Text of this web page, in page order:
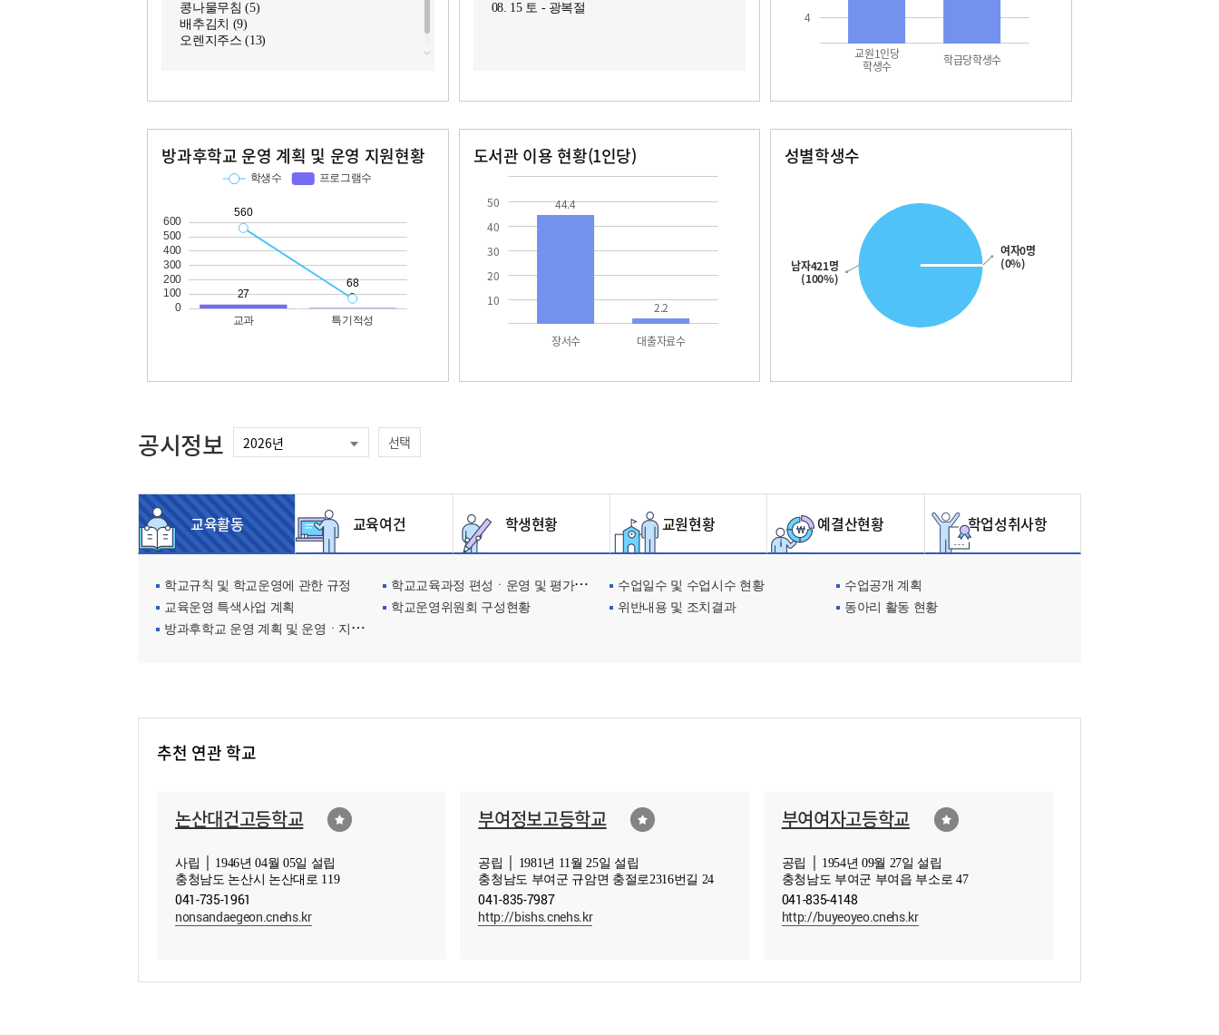
콩나물무침 (5)
배추김치 (9)
오렌지주스 (13)
08. 15 토 - 광복절
4
교원1인당
학생수 학급당학생수
방과후학교 운영 계획 및 운영 지원현황 도서관 이용 현황(1인당)
10
20
30
40
50
장서수 대출자료수
44.4
2.2
성별학생수
남자421명
(100%)
여자0명
(0%)
공시정보 선택
교육활동 교육여건 학생현황 교원현황 예결산현황 학업성취사항
학교규칙 및 학교운영에 관한 규정 학교교육과정 편성ㆍ운영 및 평가에 관한 사항 수업일수 및 수업시수 현황
수업공개 계획
교육운영 특색사업 계획
학교운영위원회 구성현황 위반내용 및 조치결과
동아리 활동 현황
방과후학교 운영 계획 및 운영ㆍ지원현황
추천 연관 학교
논산대건고등학교
사립 │ 1946년 04월 05일 설립
충청남도 논산시 논산대로 119
041-735-1961
nonsandaegeon.cnehs.kr
부여정보고등학교
공립 │ 1981년 11월 25일 설립
충청남도 부여군 규암면 충절로2316번길 24
041-835-7987
http://bishs.cnehs.kr
부여여자고등학교
공립 │ 1954년 09월 27일 설립
충청남도 부여군 부여읍 부소로 47
041-835-4148
http://buyeoyeo.cnehs.kr